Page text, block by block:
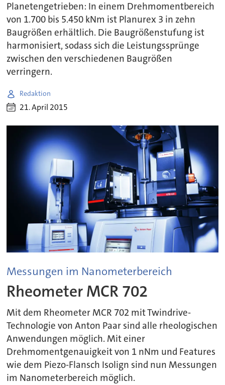
Planetengetrieben: In einem Drehmomentbereich
von 1.700 bis 5.450 kNm ist Planurex 3 in zehn
Baugrößen erhältlich. Die Baugrößenstufung ist
harmonisiert, sodass sich die Leistungssprünge
zwischen den verschiedenen Baugrößen
verringern.
Redaktion
21. April 2015
Messungen im Nanometerbereich
Rheometer MCR 702
Mit dem Rheometer MCR 702 mit Twindrive-
Technologie von Anton Paar sind alle rheologischen
Anwendungen möglich. Mit einer
Drehmomentgenauigkeit von 1 nNm und Features
wie dem Piezo-Flansch Isolign sind nun Messungen
im Nanometerbereich möglich.